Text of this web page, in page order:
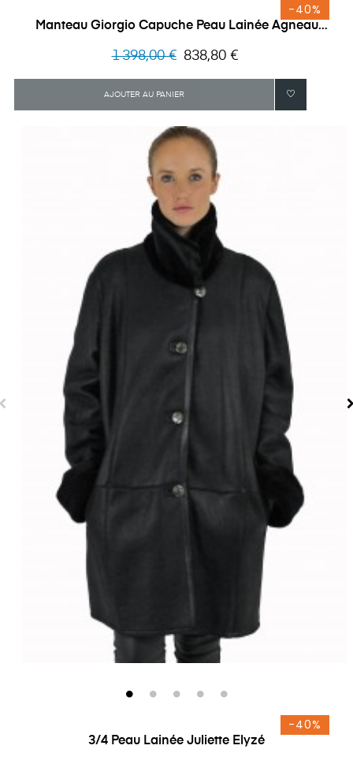
Manteau Giorgio Capuche Peau Lainée Agneau
Prix
1 398,00 €
-40%
Prix
838,80 €
AJOUTER AU PANIER
3/4 Peau Lainée Juliette Elyzé
-40%